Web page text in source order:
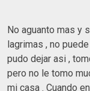
No aguanto mas y
lagrimas , no
pudo dejar asi ,
pero no le tomo
mi casa . Cuando